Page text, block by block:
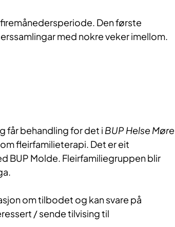
firemånedersperiode. Den første
med nokre veker imellom.
får behandling for det i BUP Helse Møre
fleirfamilieterapi. Det er eit
BUP Molde. Fleirfamiliegruppen blir
om tilbodet og kan svare på
/ sende tilvising til